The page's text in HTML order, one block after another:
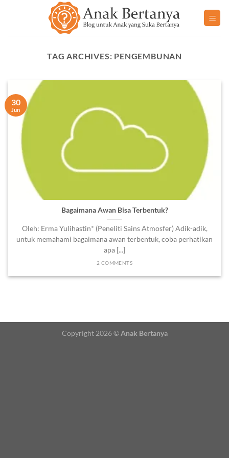
TAG ARCHIVES: PENGEMBUNAN
Bagaimana Awan Bisa Terbentuk?
Oleh: Erma Yulihastin* (Peneliti Sains Atmosfer) Adik-adik,
untuk memahami bagaimana awan terbentuk, coba perhatikan
apa [...]
2 COMMENTS
30
Jun
Copyright 2026 ©Anak Bertanya